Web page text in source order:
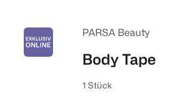
PARSA Beauty
Body Tape
1 Stück